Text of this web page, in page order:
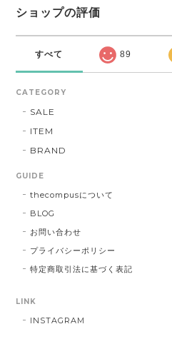
ショップの評価
すべて 89
CATEGORY
SALE
ITEM
BRAND
GUIDE
thecompusについて
BLOG
お問い合わせ
プライバシーポリシー
特定商取引法に基づく表記
LINK
INSTAGRAM